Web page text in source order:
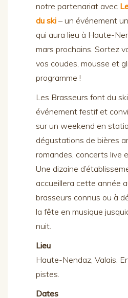
notre partenariat avec
du ski – un événement
qui aura lieu à Haute-
mars prochains. Sortez
vos coudes, mousse et
programme !
Les Brasseurs font du
événement festif et
sur un weekend en
dégustations de bières
romandes, concerts live
Une dizaine
accueillera cette année
brasseurs connus ou à
la fête en musique
nuit.
Lieu
Haute-Nendaz, Valais.
pistes.
Dates